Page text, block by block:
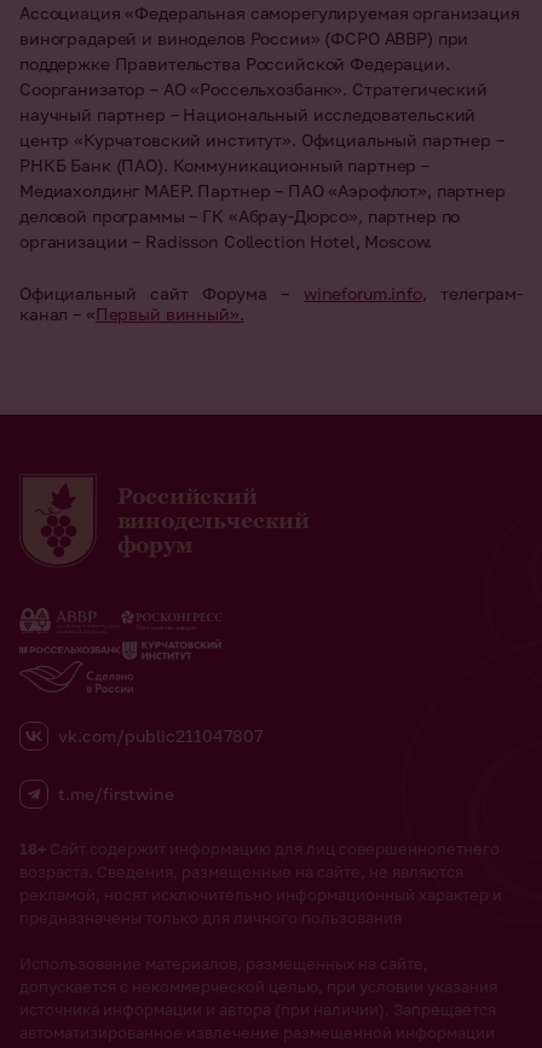
Ассоциация «Федеральная саморегулируемая организация
виноградарей и виноделов России» (ФСРО АВВР) при
поддержке Правительства Российской Федерации.
Соорганизатор – АО «Россельхозбанк». Стратегический
научный партнер – Национальный исследовательский
центр «Курчатовский институт». Официальный партнер –
РНКБ Банк (ПАО). Коммуникационный партнер –
Медиахолдинг МАЕР. Партнер – ПАО «Аэрофлот», партнер
деловой программы – ГК «Абрау-Дюрсо», партнер по
организации – Radisson Collection Hotel, Moscow.
Официальный сайт Форума – wineforum.info, телеграм-
канал – «Первый винный».
Российский
винодельческий
форум
vk.com/public211047807
t.me/firstwine
18+ Сайт содержит информацию для лиц совершеннолетнего
возраста. Сведения, размещенные на сайте, не являются
рекламой, носят исключительно информационный характер и
предназначены только для личного пользования
Использование материалов, размещенных на сайте,
допускается с некоммерческой целью, при условии указания
источника информации и автора (при наличии). Запрещается
автоматизированное извлечение размещенной информации